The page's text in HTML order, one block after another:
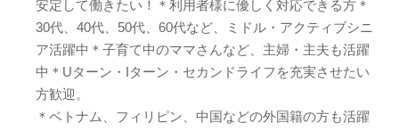
安定して働きたい！＊利用者様に優しく対応できる方＊
30代、40代、50代、60代など、ミドル・アクティブシニ
ア活躍中＊子育て中のママさんなど、主婦・主夫も活躍
中＊Uターン・Iターン・セカンドライフを充実させたい
方歓迎。
＊ベトナム、フィリピン、中国などの外国籍の方も活躍